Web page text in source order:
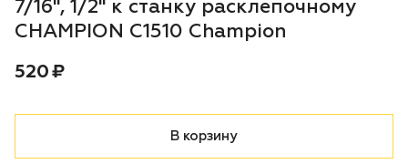
7/16", 1/2" к станку расклепочному
CHAMPION С1510 Champion
В корзину
Цена:
520 ₽рублей